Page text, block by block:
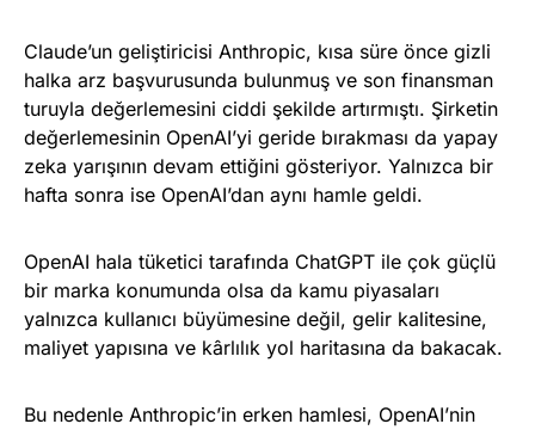
Claude’un geliştiricisi Anthropic, kısa süre önce gizli
halka arz başvurusunda bulunmuş ve son finansman
turuyla değerlemesini ciddi şekilde artırmıştı. Şirketin
değerlemesinin OpenAI’yi geride bırakması da yapay
zeka yarışının devam ettiğini gösteriyor. Yalnızca bir
hafta sonra ise OpenAI’dan aynı hamle geldi.
OpenAI hala tüketici tarafında ChatGPT ile çok güçlü
bir marka konumunda olsa da kamu piyasaları
yalnızca kullanıcı büyümesine değil, gelir kalitesine,
maliyet yapısına ve kârlılık yol haritasına da bakacak.
Bu nedenle Anthropic’in erken hamlesi, OpenAI’nin